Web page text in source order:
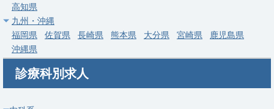
／年収1,500万円～
求人病院名
医療法人財団 立川中央病院
募集科目
勤務地
高知県
九州・沖縄
福岡県
佐賀県 長崎県 熊本県 大分県 宮崎県
鹿児島県
沖縄県
診療科別求人